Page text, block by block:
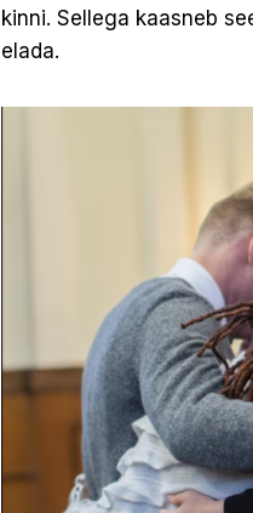
kinni. Sellega kaasneb
elada.